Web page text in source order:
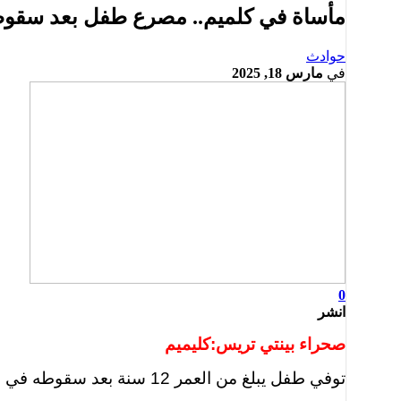
مأساة في كلميم.. مصرع طفل بعد
حوادث
في مارس 18, 2025
0
انشر
صحراء بينتي تريس:كليميم
توفي طفل يبلغ من العمر 12 سنة بعد سقوطه في خطارة مائية قرب مقبرة سيدي الغازي بمدينة كلميم، اليوم الثلاثاء.